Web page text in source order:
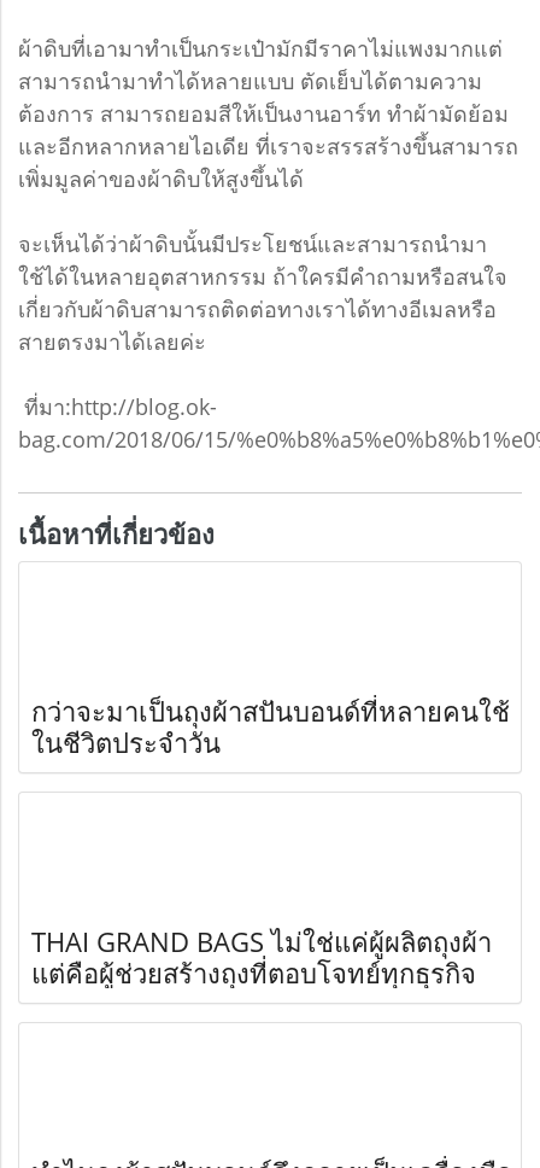
ผ้าดิบที่เอามาทำเป็นกระเป๋ามักมีราคาไม่แพงมากแต่
สามารถนำมาทำได้หลายแบบ ตัดเย็บได้ตามความ
ต้องการ สามารถยอมสีให้เป็นงานอาร์ท ทำผ้ามัดย้อม
และอีกหลากหลายไอเดีย ที่เราจะสรรสร้างขึ้นสามารถ
เพิ่มมูลค่าของผ้าดิบให้สูงขึ้นได้
จะเห็นได้ว่าผ้าดิบนั้นมีประโยชน์และสามารถนำมา
ใช้ได้ในหลายอุตสาหกรรม ถ้าใครมีคำถามหรือสนใจ
เกี่ยวกับผ้าดิบสามารถติดต่อทางเราได้ทางอีเมลหรือ
สายตรงมาได้เลยค่ะ
ที่มา:http://blog.ok-
bag.com/2018/06/15/
เนื้อหาที่เกี่ยวข้อง
กว่าจะมาเป็นถุงผ้าสปันบอนด์ที่หลายคนใช้
ในชีวิตประจำวัน
THAI GRAND BAGS ไม่ใช่แค่ผู้ผลิตถุงผ้า
แต่คือผู้ช่วยสร้างถุงที่ตอบโจทย์ทุกธุรกิจ